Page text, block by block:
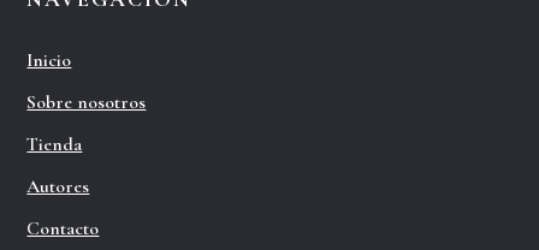
Inicio
Sobre nosotros
Tienda
Autores
Contacto